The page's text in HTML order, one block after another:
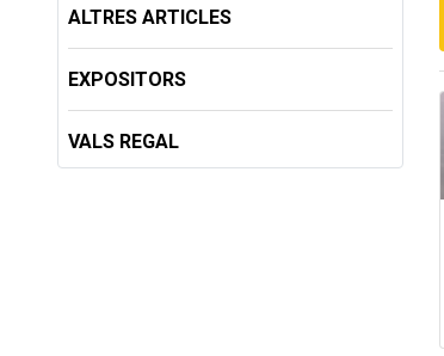
ALTRES ARTICLES
EXPOSITORS
VALS REGAL